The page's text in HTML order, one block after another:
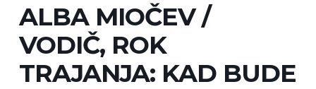
ALBA MIOČEV /
VODIČ, ROK
TRAJANJA: KAD BUDE